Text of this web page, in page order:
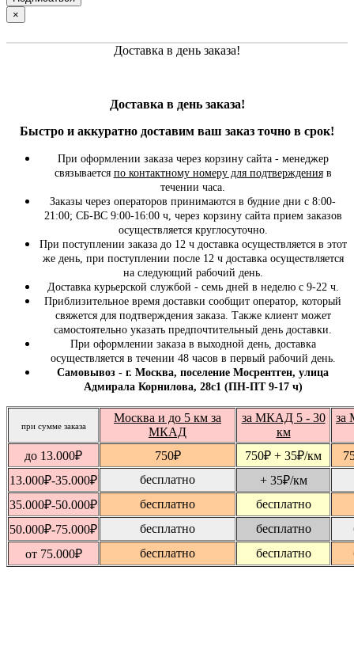
×
Доставка в день заказа!
Доставка в день заказа!
Быстро и аккуратно доставим ваш заказ точно в срок!
При оформлении заказа через корзину сайта - менеджер
связывается по контактному номеру для подтвержденияв
течении часа.
Заказы через операторов принимаются в будние дни с 8:00-
21:00; СБ-ВС 9:00-16:00 ч, через корзину сайта прием заказов
осуществляется круглосуточно.
При поступлении заказа до 12 ч доставка осуществляется в этот
же день, при поступлении после 12 ч доставка осуществляется
на следующий рабочий день.
Доставка курьерской службой - семь дней в неделю с 9-22 ч.
Приблизительное время доставки сообщит оператор, который
свяжется для подтверждения заказа. Также клиент может
самостоятельно указать предпочтительный день доставки.
При оформлении заказа в выходной день, доставка
осуществляется в течении 48 часов в первый рабочий день.
Самовывоз - г. Москва, поселение Мосрентген, улица
Адмирала Корнилова, 28с1 (ПН-ПТ 9-17 ч)
при сумме заказа
Москва и до 5 км за
МКАД
за МКАД 5 - 30
км
за
до 13.000₽ 750₽ 750₽ + 35₽/км
13.000₽-35.000₽ бесплатно + 35₽/км
35.000₽-50.000₽ бесплатно
бесплатно
50.000₽-75.000₽ бесплатно бесплатно
от 75.000₽ бесплатно бесплатно